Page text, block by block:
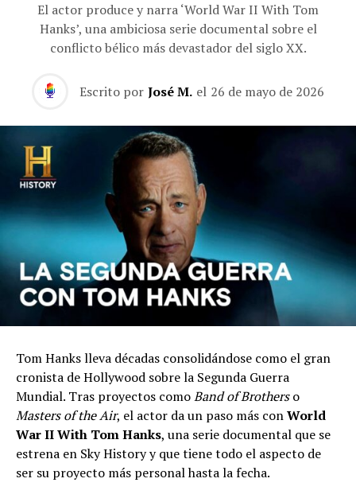
El actor produce y narra ‘World War II With Tom
Hanks’, una ambiciosa serie documental sobre el
conflicto bélico más devastador del siglo XX.
Escrito por José M. el 26 de mayo de 2026
Tom Hanks lleva décadas consolidándose como el gran
cronista de Hollywood sobre la Segunda Guerra
Mundial. Tras proyectos comoBand of Brotherso
Masters of the Air, el actor da un paso más conWorld
War II With Tom Hanks, una serie documental que se
estrena en Sky History y que tiene todo el aspecto de
ser su proyecto más personal hasta la fecha.